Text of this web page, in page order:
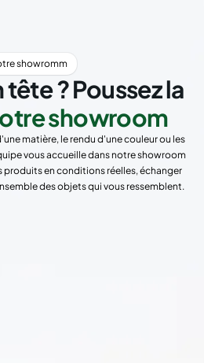
showromm
? Poussez la
showroom
matière, le rendu d'une couleur ou les
vous accueille dans notre showroom
produits en conditions réelles, échanger
des objets qui vous ressemblent.